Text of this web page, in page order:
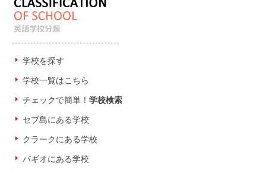
学校を探す
学校一覧はこちら
チェックで簡単！ 学校検索
セブ島にある学校
クラークにある学校
バギオにある学校